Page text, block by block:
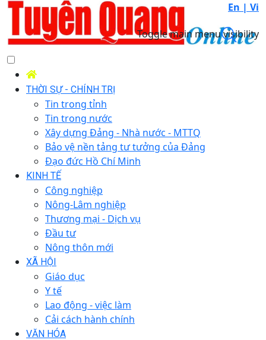
En | Vi
Toggle main menu visibility
THỜI SỰ - CHÍNH TRỊ
Tin trong tỉnh
Tin trong nước
Xây dựng Đảng - Nhà nước - MTTQ
Bảo vệ nền tảng tư tưởng của Đảng
Đạo đức Hồ Chí Minh
KINH TẾ
Công nghiệp
Nông-Lâm nghiệp
Thương mại - Dịch vụ
Đầu tư
Nông thôn mới
XÃ HỘI
Giáo dục
Y tế
Lao động - việc làm
Cải cách hành chính
VĂN HÓA